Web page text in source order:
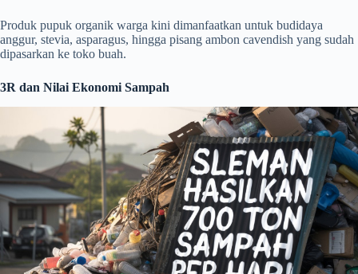
Produk pupuk organik warga kini dimanfaatkan untuk budidaya
anggur, stevia, asparagus, hingga pisang ambon cavendish yang sudah
dipasarkan ke toko buah.
3R dan Nilai Ekonomi Sampah